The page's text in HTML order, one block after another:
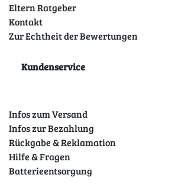
Eltern Ratgeber
Kontakt
Zur Echtheit der Bewertungen
Kundenservice
Infos zum Versand
Infos zur Bezahlung
Rückgabe & Reklamation
Hilfe & Fragen
Batterieentsorgung